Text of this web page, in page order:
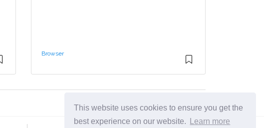
This website uses cookies to ensure you get the
best experience on our website.
Learn more
Browser